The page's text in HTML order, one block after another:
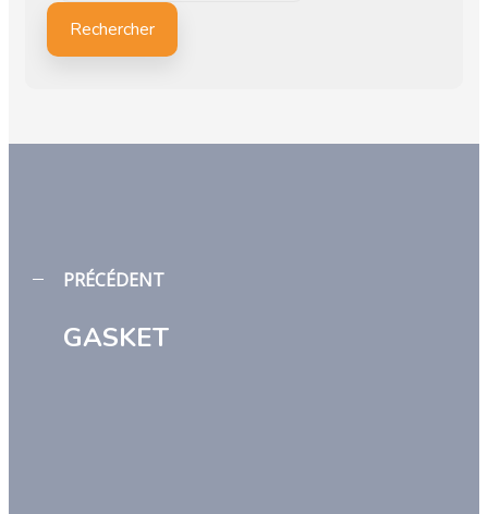
Rechercher
PRÉCÉDENT
GASKET